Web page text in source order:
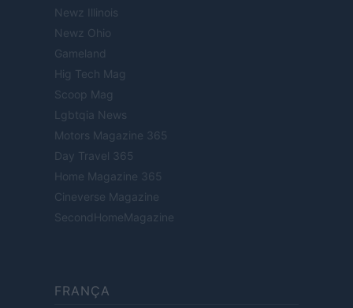
Newz Illinois
Newz Ohio
Gameland
Hig Tech Mag
Scoop Mag
Lgbtqia News
Motors Magazine 365
Day Travel 365
Home Magazine 365
Cineverse Magazine
SecondHomeMagazine
FRANÇA